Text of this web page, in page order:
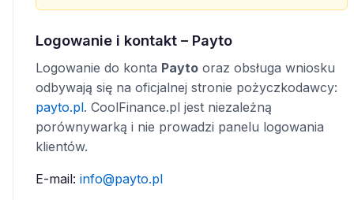
Logowanie i kontakt – Payto
Logowanie do konta Payto oraz obsługa wniosku
odbywają się na oficjalnej stronie pożyczkodawcy:
payto.pl. CoolFinance.pl jest niezależną
porównywarką i nie prowadzi panelu logowania
klientów.
E-mail: info@payto.pl